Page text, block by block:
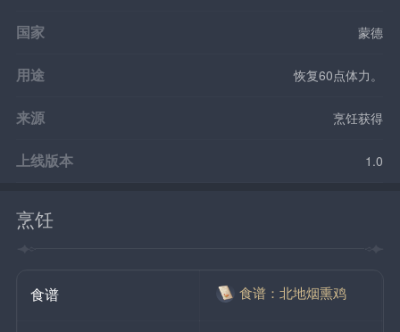
国家 蒙德
用途 恢复60点体力。
来源 烹饪获得
上线版本 1.0
烹饪
食谱 食谱：北地烟熏鸡